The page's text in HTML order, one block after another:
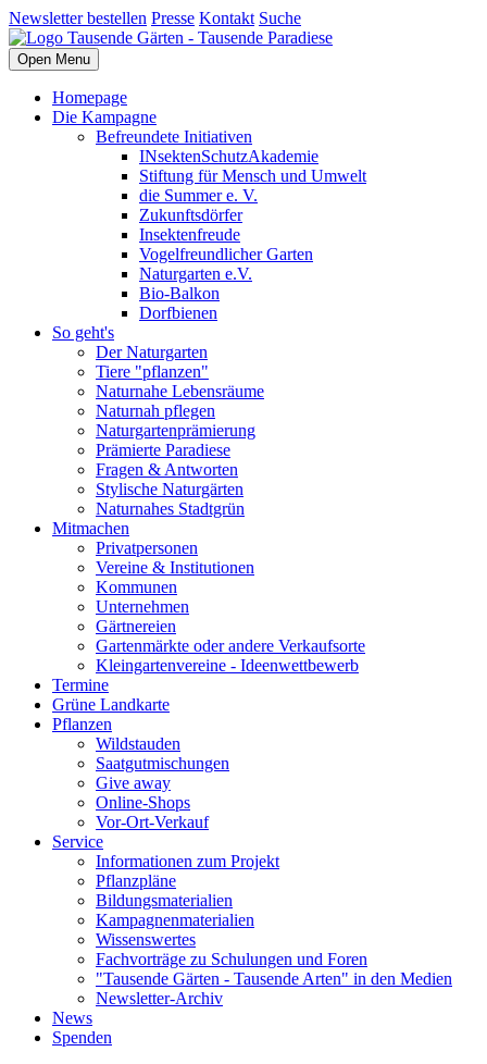
Newsletter bestellen Presse Kontakt Suche
Open Menu
Homepage
Die Kampagne
Befreundete Initiativen
INsektenSchutzAkademie
Stiftung für Mensch und Umwelt
die Summer e. V.
Zukunftsdörfer
Insektenfreude
Vogelfreundlicher Garten
Naturgarten e.V.
Bio-Balkon
Dorfbienen
So geht's
Der Naturgarten
Tiere "pflanzen"
Naturnahe Lebensräume
Naturnah pflegen
Naturgartenprämierung
Prämierte Paradiese
Fragen & Antworten
Stylische Naturgärten
Naturnahes Stadtgrün
Mitmachen
Privatpersonen
Vereine & Institutionen
Kommunen
Unternehmen
Gärtnereien
Gartenmärkte oder andere Verkaufsorte
Kleingartenvereine - Ideenwettbewerb
Termine
Grüne Landkarte
Pflanzen
Wildstauden
Saatgutmischungen
Give away
Online-Shops
Vor-Ort-Verkauf
Service
Informationen zum Projekt
Pflanzpläne
Bildungsmaterialien
Kampagnenmaterialien
Wissenswertes
Fachvorträge zu Schulungen und Foren
"Tausende Gärten - Tausende Arten" in den Medien
Newsletter-Archiv
News
Spenden